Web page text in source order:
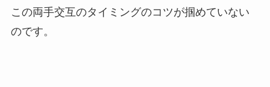
この両手交互のタイミングのコツが掴めていない
のです。